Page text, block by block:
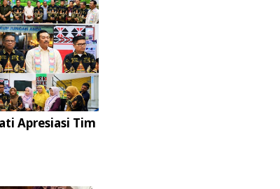
Apresiasi Tim